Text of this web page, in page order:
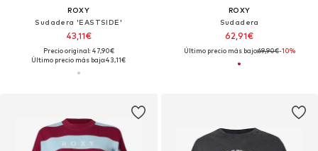
ROXY
Sudadera 'EASTSIDE'
43,11€
Precio original: 47,90€
Último precio más bajo:43,11€
ROXY
Sudadera
62,91€
Último precio más bajo:69,90€-10%